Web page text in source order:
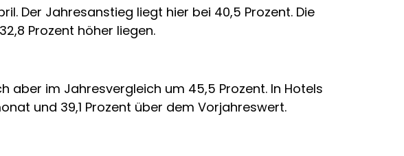
Der Jahresanstieg liegt hier bei 40,5 Prozent. Die
Prozent höher liegen.
aber im Jahresvergleich um 45,5 Prozent. In Hotels
und 39,1 Prozent über dem Vorjahreswert.